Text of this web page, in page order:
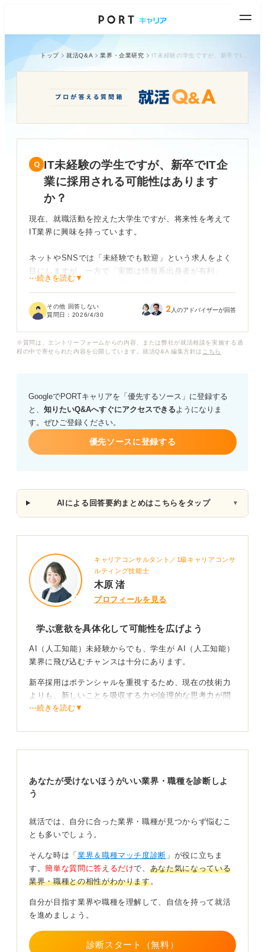
トップ 就活Q&A 業界・企業研究
IT未経験の学生ですが、新卒でIT企
業に採用される可能性はあります
か？
現在、就職活動を控えた大学生ですが、将来性を考えて
IT業界に興味を持っています。
ネットやSNSでは「未経験でも歓迎」という求人をよく
目にしますが、一方で「実際は情報系出身者が有利」
「未経験が入ってもついていけず、すぐに辞めることに
す。
⋯続きを読む▼
その他 回答しない
質問日： 2026/4/30 2 人のアドバイザーが回答
※質問は、エントリーフォームからの内容、または弊社が就活相談を実施する過
程の中で寄せられた内容を公開しています。就活Q&A 編集方針は こちら
GoogleでPORTキャリアを「優先するソース」に登録する
と、 知りたいQ&Aへすぐにアクセスできるようになりま
す。ぜひご登録ください。
優先ソースに登録する
AIによる回答要約まとめはこちらをタップ ▼
キャリアコンサルタント／1級キャリアコンサ
ルティング技能士
木原 渚
プロフィールを見る
学ぶ意欲を具体化して可能性を広げよう
AI（人工知能）未経験からでも、学生が AI（人工知能）
業界に飛び込むチャンスは十分にあります。
新卒採用はポテンシャルを重視するため、現在の技術力
よりも、新しいことを吸収する力や論理的な思考力が問
われます。
ポテンシャルを論理的な言葉で裏付ける
企業選びでは、入社後の研修制度や先輩社員のフォロー
体制がどれほど充実しているかを徹底的にリサーチして
ください。
また、開発、運用、営業など、AI（人工知能）企業の多
様な職種のなかで自分がどこを目指したいのかを明確に
しておくことがミスマッチを防ぐ鍵になります。
熱意を論理的な言葉で裏付けることができれば、内定へ
の道は必ず開けるはずです。
⋯続きを読む▼
あなたが受けないほうがいい業界・職種を診断しよ
う
就活では、自分に合った業界・職種が見つからず悩むこ
とも多いでしょう。
そんな時は「 業界＆職種マッチ度診断 」が役に立ちま
す。簡単な質問に答えるだけで、 あなた気になっている
業界・職種との相性がわかります。
自分が目指す業界や職種を理解して、自信を持って就活
を進めましょう。
診断スタート（無料）